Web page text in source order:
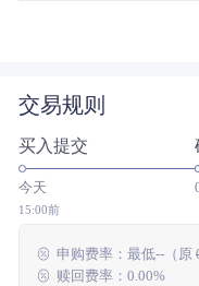
近三年
近五年 10.01
今年以来
成立以来 24.55
交易规则
买入提交
今天
15:00前
申购费率： 最低--（原
赎回费率：0.00%